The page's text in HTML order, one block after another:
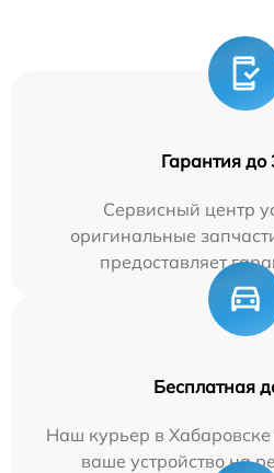
Гарантия до
Сервисный центр
оригинальные
предоставляет
Бесплатная
Наш курьер в Хабаровске
ваше устройство на